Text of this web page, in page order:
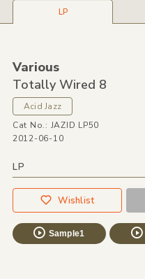
LP
Various
Totally Wired 8
Acid Jazz
Cat No.: JAZID LP50
2012-06-10
LP
Wishlist
Sample1